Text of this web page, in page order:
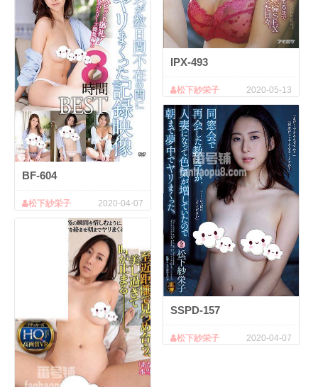
IPX-493
2020-05-13
松下紗栄子
BF-604
2020-04-07
松下紗栄子
SSPD-157
2020-04-07
松下紗栄子